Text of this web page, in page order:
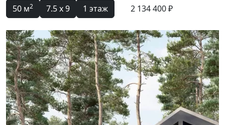
50 м2 7.5 x 9 1 этаж
2 134 400 ₽